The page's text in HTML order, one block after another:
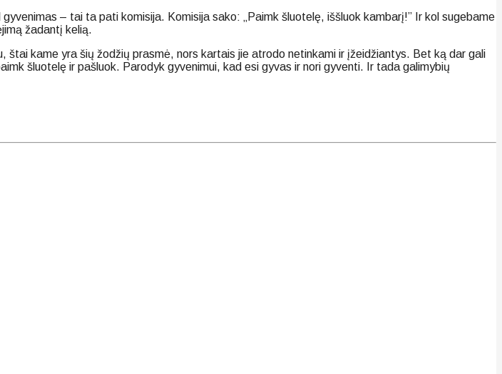
– tai ta pati komisija. Komisija sako: „Paimk šluotelę, iššluok kambarį!” Ir kol sugebame
žadantį kelią.
kame yra šių žodžių prasmė, nors kartais jie atrodo netinkami ir įžeidžiantys. Bet ką dar gali
šluotelę ir pašluok. Parodyk gyvenimui, kad esi gyvas ir nori gyventi. Ir tada galimybių